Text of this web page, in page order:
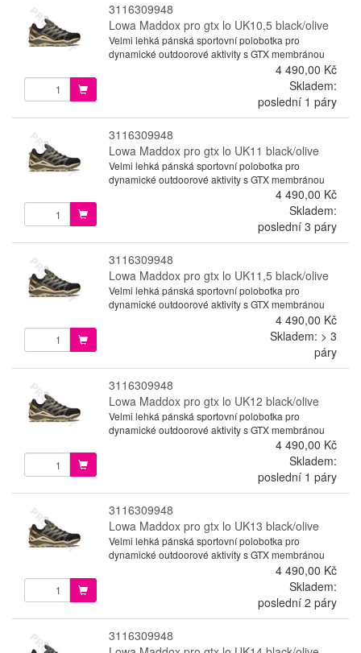
3116309948
Lowa Maddox pro gtx lo UK10,5 black/olive
Velmi lehká pánská sportovní polobotka pro
dynamické outdoorové aktivity s GTX membránou
4 490,00 Kč
Skladem:
poslední 1 páry
3116309948
Lowa Maddox pro gtx lo UK11 black/olive
Velmi lehká pánská sportovní polobotka pro
dynamické outdoorové aktivity s GTX membránou
4 490,00 Kč
Skladem:
poslední 3 páry
3116309948
Lowa Maddox pro gtx lo UK11,5 black/olive
Velmi lehká pánská sportovní polobotka pro
dynamické outdoorové aktivity s GTX membránou
4 490,00 Kč
Skladem: > 3
páry
3116309948
Lowa Maddox pro gtx lo UK12 black/olive
Velmi lehká pánská sportovní polobotka pro
dynamické outdoorové aktivity s GTX membránou
4 490,00 Kč
Skladem:
poslední 1 páry
3116309948
Lowa Maddox pro gtx lo UK13 black/olive
Velmi lehká pánská sportovní polobotka pro
dynamické outdoorové aktivity s GTX membránou
4 490,00 Kč
Skladem:
poslední 2 páry
3116309948